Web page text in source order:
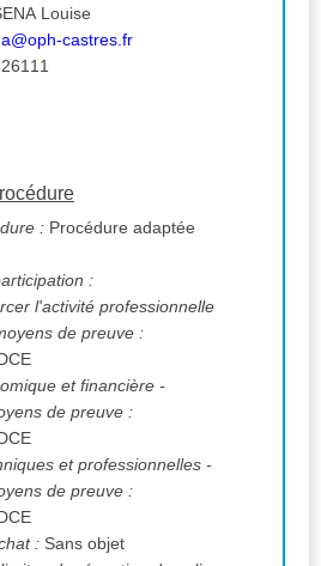
Louise
castres.fr
: Procédure adaptée
:
l'activité professionnelle
de preuve :
et financière -
de preuve :
et professionnelles -
de preuve :
: Sans objet